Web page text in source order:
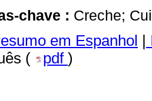
chave : Creche;
em Espanhol |
(
pdf )